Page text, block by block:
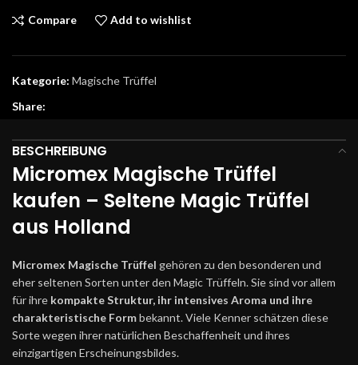
Compare Add to wishlist
Kategorie: Magische Trüffel
Share:
BESCHREIBUNG
Micromex Magische Trüffel
kaufen – Seltene Magic Trüffel
aus Holland
Micromex Magische Trüffel gehören zu den besonderen und
eher seltenen Sorten unter den Magic Trüffeln. Sie sind vor allem
für ihre kompakte Struktur, ihr intensives Aroma und ihre
charakteristische Formbekannt. Viele Kenner schätzen diese
Sorte wegen ihrer natürlichen Beschaffenheit und ihres
einzigartigen Erscheinungsbildes.